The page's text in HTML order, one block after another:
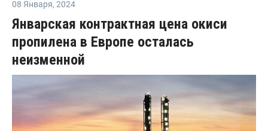
08 Января, 2024
Январская контрактная цена окиси
пропилена в Европе осталась
неизменной